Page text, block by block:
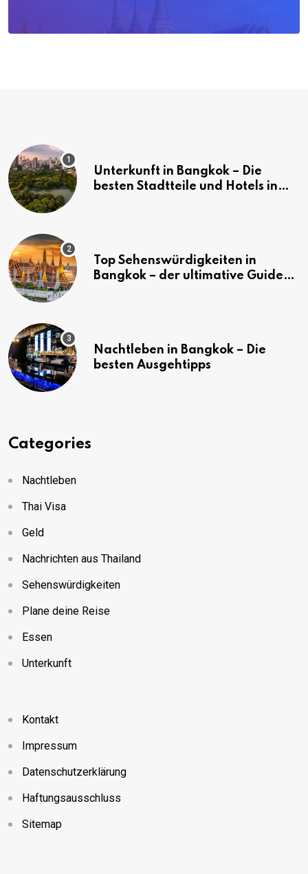
Unterkunft in Bangkok – Die
besten Stadtteile und Hotels in
Top Sehenswürdigkeiten in
Bangkok – der ultimative Guide
Nachtleben in Bangkok – Die
besten Ausgehtipps
Categories
Nachtleben
Thai Visa
Geld
Nachrichten aus Thailand
Sehenswürdigkeiten
Plane deine Reise
Essen
Unterkunft
Kontakt
Impressum
Datenschutzerklärung
Haftungsausschluss
Sitemap